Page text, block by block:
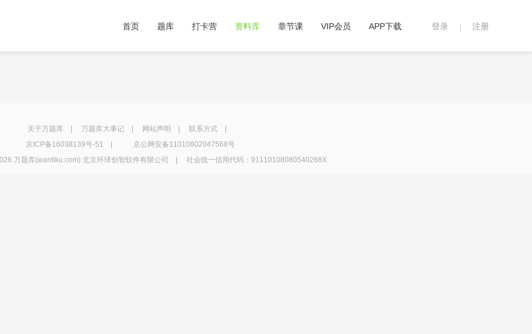
登录 注册
首页 题库 打卡营 资料库 章节课 VIP会员 APP下载
关于万题库| 万题库大事记| 网站声明 联系方式|
京ICP备16038139号-51
京公网安备11010802047568号
万题库(wantiku.com) 北京环球创智软件有限公司 | 社会统一信用代码：91110108080540268X